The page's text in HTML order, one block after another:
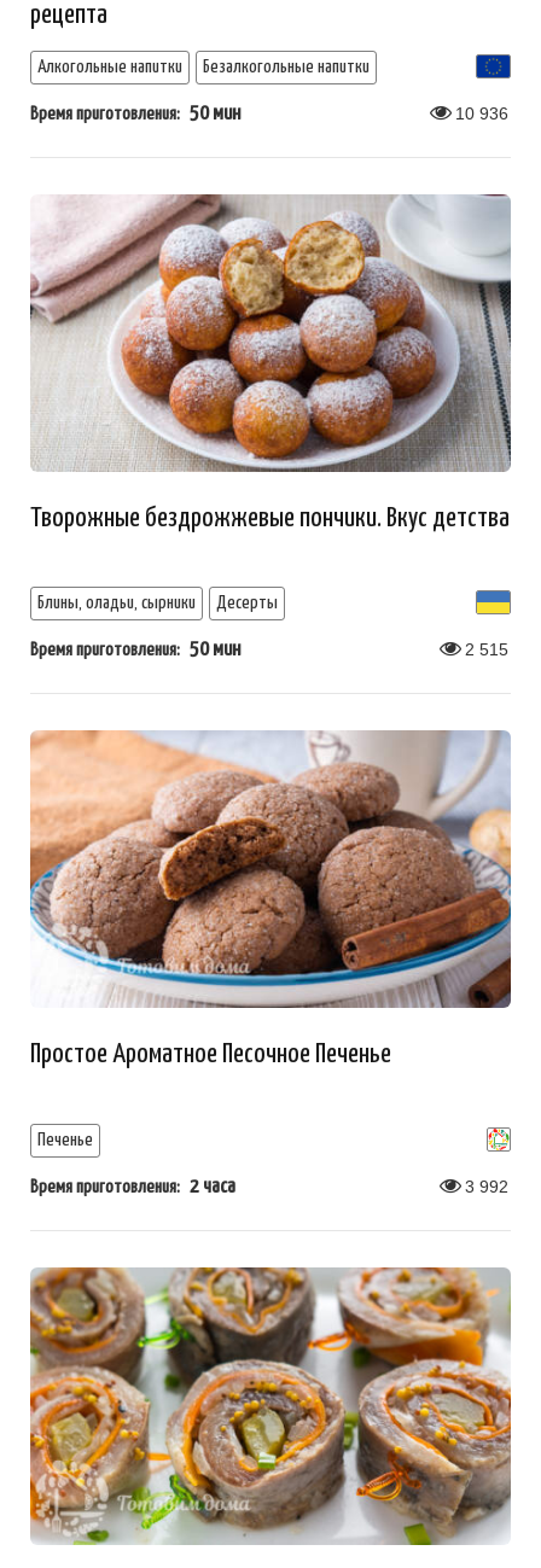
рецепта
Алкогольные напитки Безалкогольные напитки
Время приготовления: 50 мин 10 936
Творожные бездрожжевые пончики. Вкус детства
Блины, оладьи, сырники Десерты
Время приготовления: 50 мин 2 515
Простое Ароматное Песочное Печенье
Печенье
Время приготовления: 2 часа 3 992